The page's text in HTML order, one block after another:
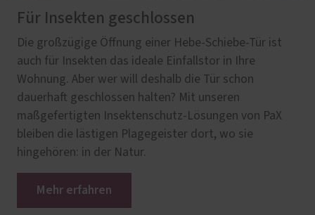
Für Insekten geschlossen
Die großzügige Öffnung einer Hebe-Schiebe-Tür ist
auch für Insekten das ideale Einfallstor in Ihre
Wohnung. Aber wer will deshalb die Tür schon
dauerhaft geschlossen halten? Mit unseren
maßgefertigten Insektenschutz-Lösungen von PaX
bleiben die lästigen Plagegeister dort, wo sie
hingehören: in der Natur.
Mehr erfahren